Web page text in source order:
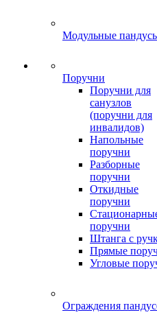
Модульные
Поручни
Поручни для
санузлов
(поручни для
инвалидов)
Напольные
поручни
Разборные
поручни
Откидные
поручни
поручни
Штанга с
Прямые
Угловые
Ограждения